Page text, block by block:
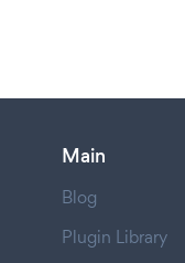
Main
Blog
Plugin Library